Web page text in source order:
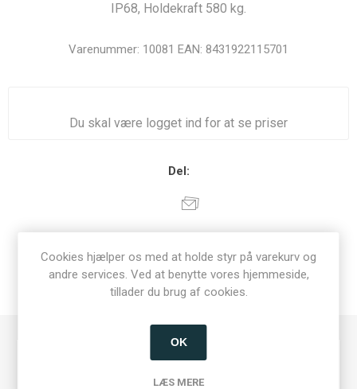
IP68, Holdekraft 580 kg.
Varenummer: 10081 EAN: 8431922115701
Du skal være logget ind for at se priser
Del:
SPECIFIKATIONER
KONTAKT OS
Cookies hjælper os med at holde styr på varekurv og
andre services. Ved at benytte vores hjemmeside,
tillader du brug af cookies.
OK
LÆS MERE